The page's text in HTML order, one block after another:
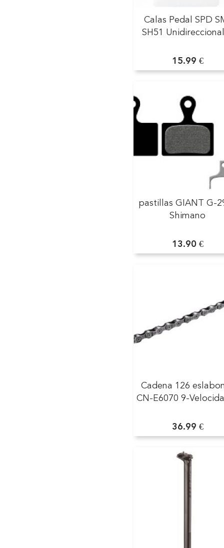
Calas Pedal SPD
SH51
15.99 €
pastillas GIANT G-
Shimano
13.90 €
Cadena 126
CN-E6070 9-
36.99 €